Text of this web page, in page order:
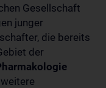
Gesellschaft
junger
die bereits
der